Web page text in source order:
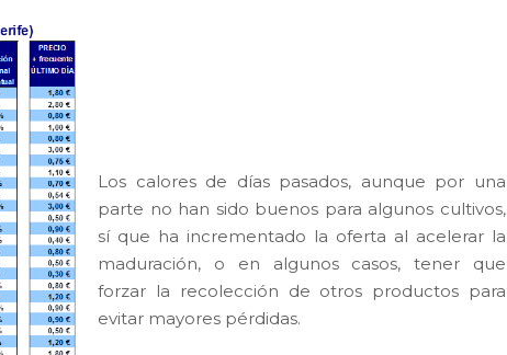
Los calores de días pasados, aunque por una
parte no han sido buenos para algunos cultivos,
sí que ha incrementado la oferta al acelerar la
maduración, o en algunos casos, tener que
forzar la recolección de otros productos para
evitar mayores pérdidas.